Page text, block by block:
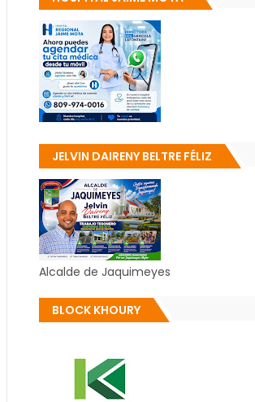
JELVIN DAIRENY BELTRE FÉLIZ
Alcalde de Jaquimeyes
BLOCK KHOURY